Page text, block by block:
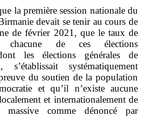
la première session nationale du
devait se tenir au cours de
de février 2021, que le taux de
chacune de ces élections
les élections générales de
systématiquement
du soutien de la population
et qu’il n’existe aucune
et internationalement de
massive comme dénoncé par